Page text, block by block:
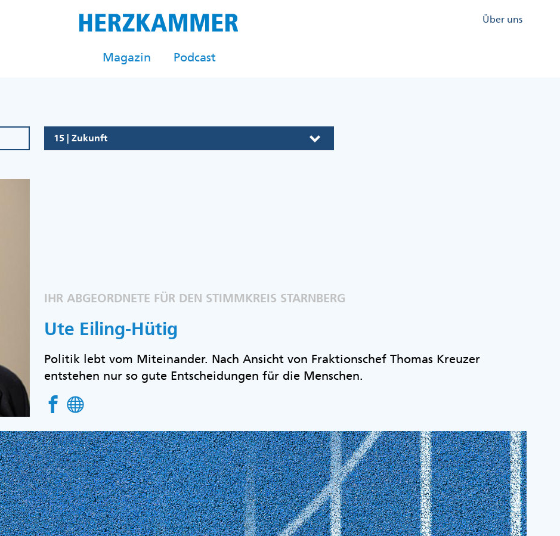
Kopfzeile
Über uns
Magazin Podcast
15 | Zukunft
IHR ABGEORDNETE FÜR DEN STIMMKREIS STARNBERG
Ute Eiling-Hütig
Politik lebt vom Miteinander. Nach Ansicht von Fraktionschef Thomas Kreuzer
entstehen nur so gute Entscheidungen für die Menschen.